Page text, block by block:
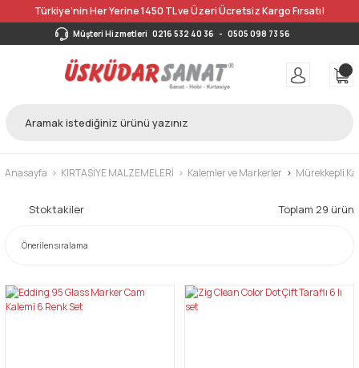
Türkiye’nin Her Yerine 1450 TL ve Üzeri Ücretsiz Kargo Fırsatı!
Müşteri Hizmetleri 0216 532 40 36 - 0505 098 73 56
Anasayfa KIRTASİYE MALZEMELERİ Kalemler ve Markerler Mürekkepli
Stoktakiler Toplam 29 ürün